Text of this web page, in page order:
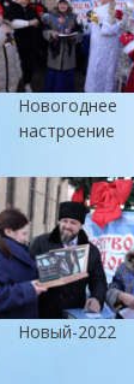
Новогоднее
настроение
Новый-2022